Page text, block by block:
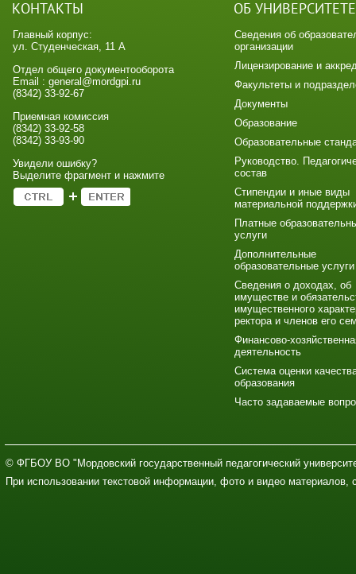
КОНТАКТЫ
Главный корпус:
ул. Студенческая, 11 А
Отдел общего документооборота
Email : general@mordgpi.ru
(8342) 33-92-67
Приемная комиссия
(8342) 33-92-58
(8342) 33-93-90
Увидели ошибку?
Выделите фрагмент и нажмите
ОБ УНИВЕРСИТЕТЕ
Сведения об
организации
Лицензирование и
Факультеты и
Документы
Образование
Образовательные
Руководство.
состав
Стипендии и иные виды
материальной
Платные
услуги
Дополнительные
образовательные услуги
Сведения о доходах, об
имуществе и
имущественного
ректора и членов его
Финансово-
деятельность
Система оценки
образования
Часто задаваемые
© ФГБОУ ВО "Мордовский государственный педагогический
При использовании текстовой информации, фото и видео материалов,